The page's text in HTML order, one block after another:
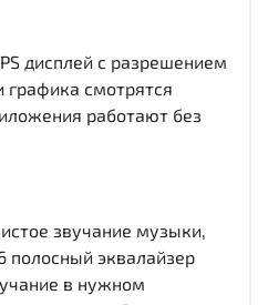
дисплей c разрешением
смотрятся
работают без
звучание музыки,
полосный эквалайзер
в нужном